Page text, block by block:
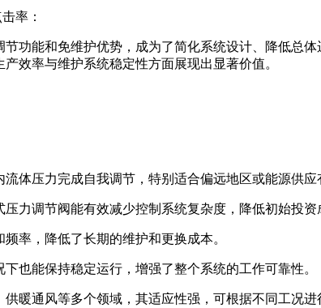
率：
节功能和免维护优势，成为了简化系统设计、降低总
效率与维护系统稳定性方面展现出显著价值。
体压力完成自我调节，特别适合偏远地区或能源供应
力调节阀能有效减少控制系统复杂度，降低初始投资
率，降低了长期的维护和更换成本。
也能保持稳定运行，增强了整个系统的工作可靠性。
暖通风等多个领域，其适应性强，可根据不同工况进